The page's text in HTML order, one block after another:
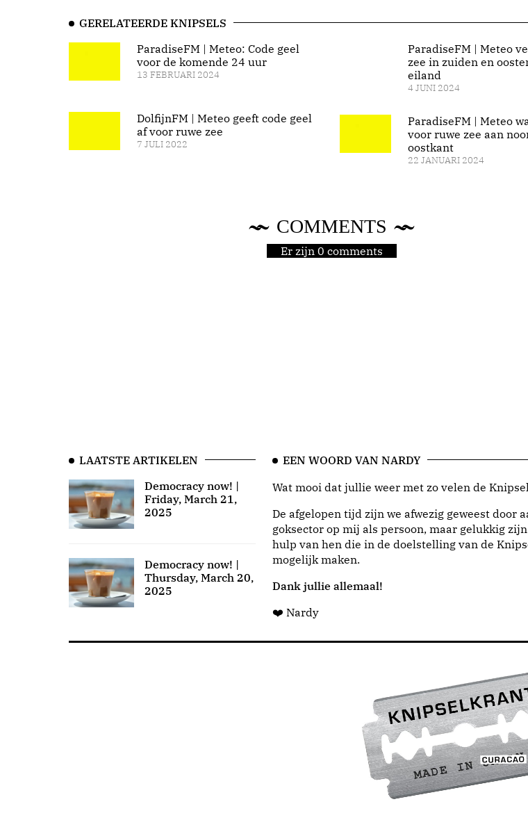
GERELATEERDE KNIPSELS
ParadiseFM | Meteo: Code geel
voor de komende 24 uur
13 FEBRUARI 2024
DolfijnFM | Meteo geeft code geel
af voor ruwe zee
7 JULI 2022
ParadiseFM | Meteo
zee in zuiden en
eiland
4 JUNI 2024
ParadiseFM | Meteo
voor ruwe zee aan
oostkant
22 JANUARI 2024
COMMENTS
Er zijn 0 comments
LAATSTE ARTIKELEN
Democracy now! |
Friday, March 21,
2025
Democracy now! |
Thursday, March 20,
2025
EEN WOORD VAN NARDY
Wat mooi dat jullie weer met zo velen de
De afgelopen tijd zijn we afwezig geweest door
goksector op mij als persoon, maar gelukkig
hulp van hen die in de doelstelling van de
mogelijk maken.
Dank jullie allemaal!
❤️ Nardy